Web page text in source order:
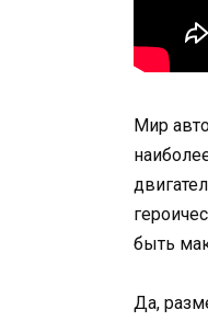
Мир
быть
Да,